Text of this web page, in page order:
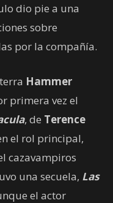
dio pie a una
sobre
por la compañía.
Hammer
primera vez el
, de Terence
el rol principal,
cazavampiros
una secuela, Las
el actor